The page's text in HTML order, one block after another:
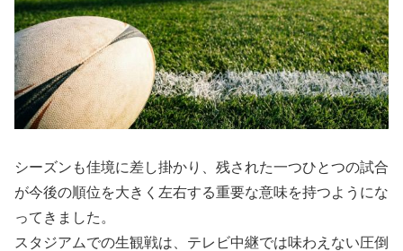
シーズンも佳境に差し掛かり、残された一つひとつの試合
が今後の順位を大きく左右する重要な意味を持つようにな
ってきました。
スタジアムでの生観戦は、テレビ中継では味わえない圧倒